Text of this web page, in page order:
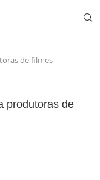
de filmes
produtoras de